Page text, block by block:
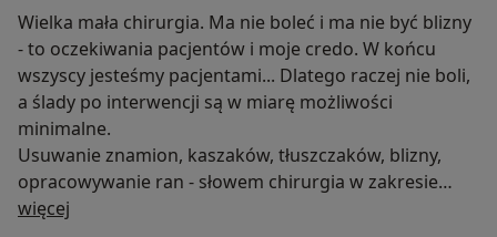
Wielka mała chirurgia. Ma nie boleć i ma nie być blizny
- to oczekiwania pacjentów i moje credo. W końcu
wszyscy jesteśmy pacjentami... Dlatego raczej nie boli,
a ślady po interwencji są w miarę możliwości
minimalne.
Usuwanie znamion, kaszaków, tłuszczaków, blizny,
opracowywanie ran - słowem chirurgia w zakresie
skóry może być pasją.
więcej